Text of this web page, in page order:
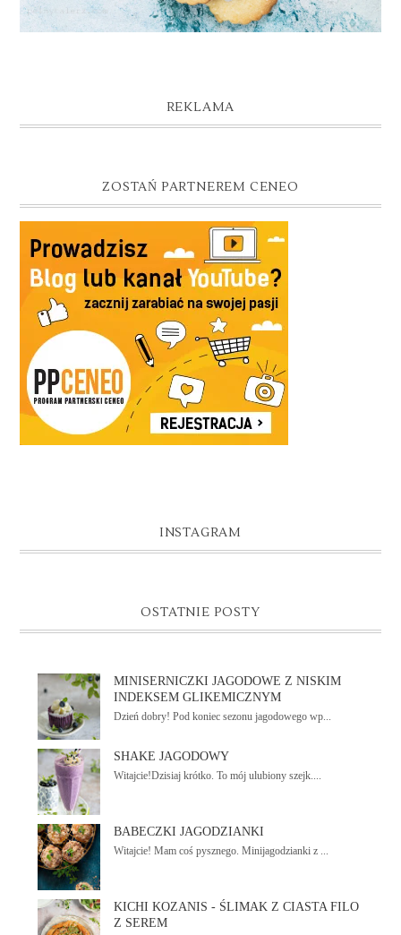
REKLAMA
ZOSTAŃ PARTNEREM CENEO
INSTAGRAM
OSTATNIE POSTY
MINISERNICZKI JAGODOWE Z NISKIM
INDEKSEM GLIKEMICZNYM
Dzień dobry! Pod koniec sezonu jagodowego wp...
SHAKE JAGODOWY
Witajcie!Dzisiaj krótko. To mój ulubiony szejk....
BABECZKI JAGODZIANKI
Witajcie! Mam coś pysznego. Minijagodzianki z ...
KICHI KOZANIS - ŚLIMAK Z CIASTA FILO
Z SEREM